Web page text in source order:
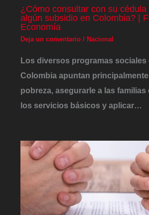
¿Cómo consultar con su
algún subsidio en Colombia? |
Economía
Deja un comentario / Nacional
Los diversos programas sociales
Colombia apuntan
pobreza, asegurarle a las familias
los servicios básicos y aplicar…